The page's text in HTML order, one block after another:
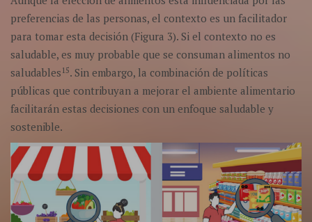
preferencias de las personas, el contexto es un facilitador
para tomar esta decisión (Figura 3). Si el contexto no es
saludable, es muy probable que se consuman alimentos no
saludables 15. Sin embargo, la combinación de políticas
públicas que contribuyan a mejorar el ambiente alimentario
facilitarán estas decisiones con un enfoque saludable y
sostenible.